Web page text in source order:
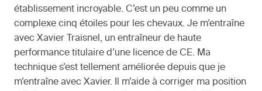
établissement incroyable. C’est un peu comme un
complexe cinq étoiles pour les chevaux. Je m’entraîne
avec Xavier Traisnel, un entraîneur de haute
performance titulaire d’une licence de CE. Ma
technique s’est tellement améliorée depuis que je
m’entraîne avec Xavier. Il m’aide à corriger ma position